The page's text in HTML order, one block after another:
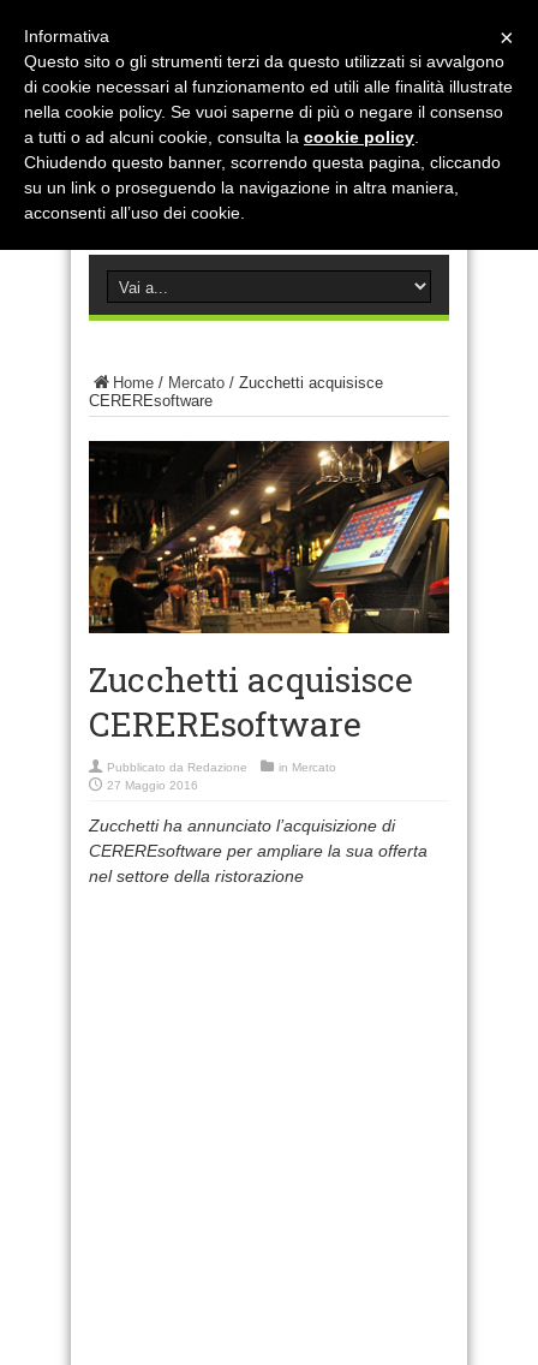
Home / Mercato / Zucchetti acquisisce
CEREREsoftware
Zucchetti acquisisce
CEREREsoftware
Pubblicato da Redazione in Mercato
27 Maggio 2016
Zucchetti ha annunciato l’acquisizione di
CEREREsoftware per ampliare la sua offerta
nel settore della ristorazione
×
Informativa
Questo sito o gli strumenti terzi da questo utilizzati si avvalgono
di cookie necessari al funzionamento ed utili alle finalità illustrate
nella cookie policy. Se vuoi saperne di più o negare il consenso
a tutti o ad alcuni cookie, consulta la cookie policy
Chiudendo questo banner, scorrendo questa pagina, cliccando
su un link o proseguendo la navigazione in altra maniera,
acconsenti all’uso dei cookie.